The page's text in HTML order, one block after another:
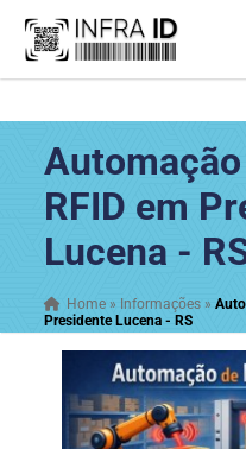
RFID em
Lucena -
Home » Informações »
Presidente Lucena - RS